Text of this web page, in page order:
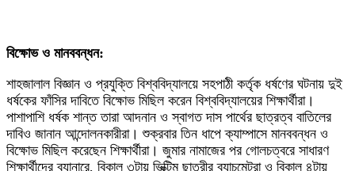
‎বিক্ষোভ ও মানববন্ধন:
‎শাহজালাল বিজ্ঞান ও প্রযুক্তি বিশ্ববিদ্যালয়ে সহপাঠী কর্তৃক ধর্ষণের ঘটনায় দুই
ধর্ষকের ফাঁসির দাবিতে বিক্ষোভ মিছিল করেন বিশ্ববিদ্যালয়ের শিক্ষার্থীরা।
পাশাপাশি ধর্ষক শান্ত তারা আদনান ও স্বাগত দাস পার্থের ছাত্রত্ব বাতিলের
দাবিও জানান আন্দোলনকারীরা। শুক্রবার তিন ধাপে ক্যাম্পাসে মানববন্ধন ও
বিক্ষোভ মিছিল করেছেন শিক্ষার্থীরা। জুমার নামাজের পর গোলচত্বরে সাধারণ
শিক্ষার্থীদের ব্যানারে, বিকাল ৩টায় ভিক্টিম ছাত্রীর ব্যাচমেটরা ও বিকাল ৪টায়